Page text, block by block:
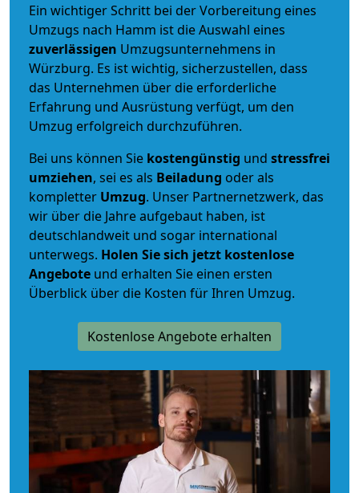
Ein wichtiger Schritt bei der Vorbereitung eines
Umzugs nach Hamm ist die Auswahl eines
zuverlässigen Umzugsunternehmens in
Würzburg. Es ist wichtig, sicherzustellen, dass
das Unternehmen über die erforderliche
Erfahrung und Ausrüstung verfügt, um den
Umzug erfolgreich durchzuführen.
Bei uns können Sie kostengünstig und stressfrei
umziehen, sei es als Beiladung oder als
kompletter Umzug. Unser Partnernetzwerk, das
wir über die Jahre aufgebaut haben, ist
deutschlandweit und sogar international
unterwegs. Holen Sie sich jetzt kostenlose
Angebote und erhalten Sie einen ersten
Überblick über die Kosten für Ihren Umzug.
Kostenlose Angebote erhalten